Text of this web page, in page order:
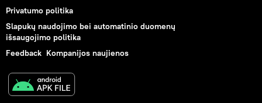
Privatumo politika
Slapukų naudojimo bei automatinio duomenų
išsaugojimo politika
Feedback Kompanijos naujienos